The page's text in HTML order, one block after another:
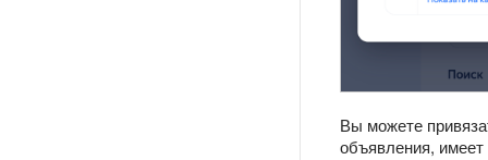
Вы можете
объявления, имеет